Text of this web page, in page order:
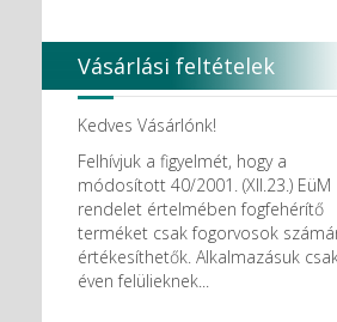
Detax
DFS
DIADENT
Diaswiss S.A.
Discus Dental PHILIPS
DISPOTECH S.r.l.
DKL
DMG
DÜRR DENTAL SE
DUX
Vásárlási feltételek
Kedves Vásárlónk!
Felhívjuk a figyelmét, hogy a
módosított 40/2001. (XII.23.) EüM
rendelet értelmében fogfehérítő
terméket csak fogorvosok
értékesíthetők. Alkalmazásuk
éven felülieknek...